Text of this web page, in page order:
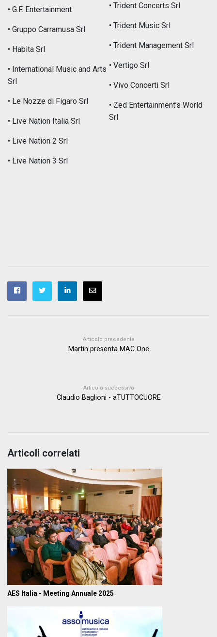
• G.F. Entertainment
• Gruppo Carramusa Srl
• Habita Srl
• International Music and Arts
Srl
• Le Nozze di Figaro Srl
• Live Nation Italia Srl
• Live Nation 2 Srl
• Live Nation 3 Srl
• Trident Concerts Srl
• Trident Music Srl
• Trident Management Srl
• Vertigo Srl
• Vivo Concerti Srl
• Zed Entertainment’s World
Srl
Articolo precedente
Martin presenta MAC One
Articolo successivo
Claudio Baglioni - aTUTTOCUORE
Articoli correlati
AES Italia - Meeting Annuale 2025